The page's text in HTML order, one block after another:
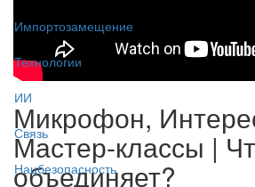
Импортозамещение
Технологии
ИИ
Связь
Нацбезопасность
Микрофон,
Мастер-классы |
объединяет?